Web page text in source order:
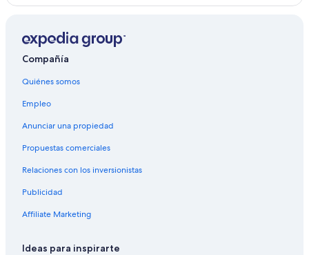
Compañía
Quiénes somos
Empleo
Anunciar una propiedad
Propuestas comerciales
Relaciones con los inversionistas
Publicidad
Affiliate Marketing
Ideas para inspirarte